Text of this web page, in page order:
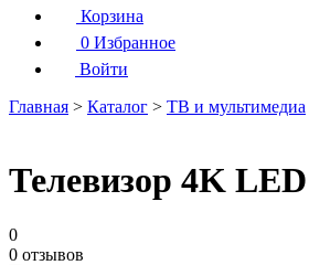
Корзина
0 Избранное
Войти
Главная > Каталог > ТВ и мультимедиа
Телевизор 4K
0
0 отзывов